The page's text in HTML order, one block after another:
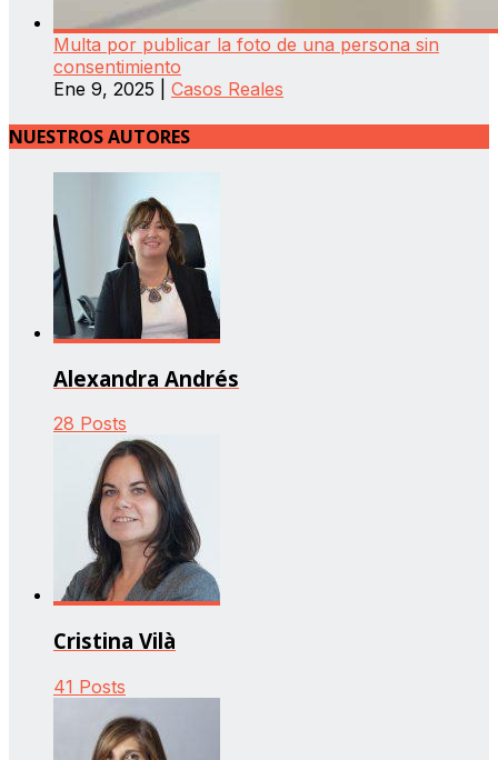
Multa por publicar la foto de una persona sin
consentimiento
Ene 9, 2025
Casos Reales
NUESTROS AUTORES
Alexandra Andrés
28 Posts
Cristina Vilà
41 Posts